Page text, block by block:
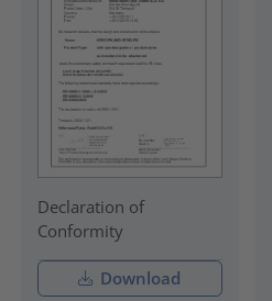
Declaration of
Conformity
Download